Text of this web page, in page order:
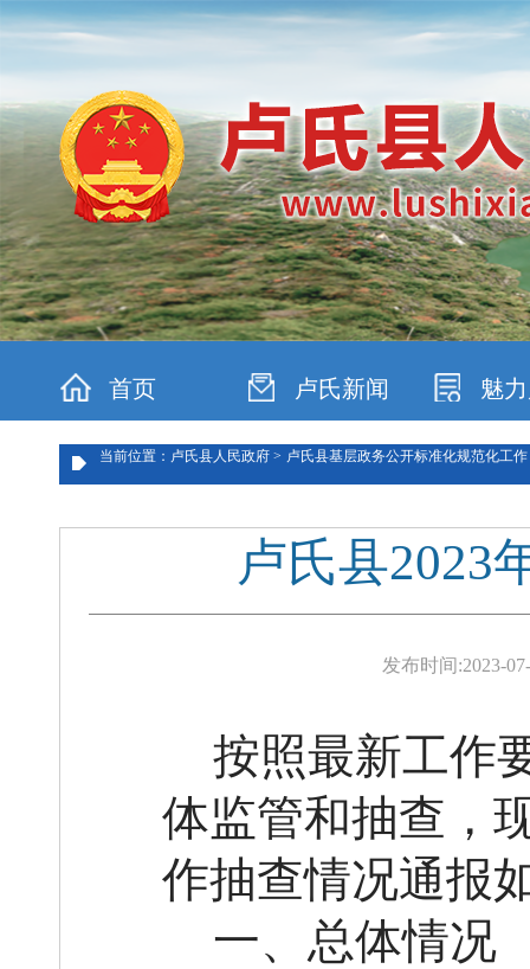
首页 卢氏新闻 魅
当前位置：卢氏县人民政府 > 卢氏县基层政务公开标准化规范化工作
卢氏县2023
发布时间:2023-
按照最新工作
体监管和抽查，
作抽查情况通报
一、总体情况